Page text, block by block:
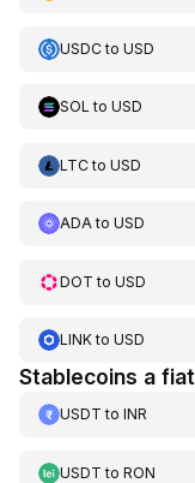
USDCto USD
SOL to USD
LTCto USD
ADAto USD
DOT to USD
LINKto USD
Stablecoins a fiat
USDT to INR
USDT to RON